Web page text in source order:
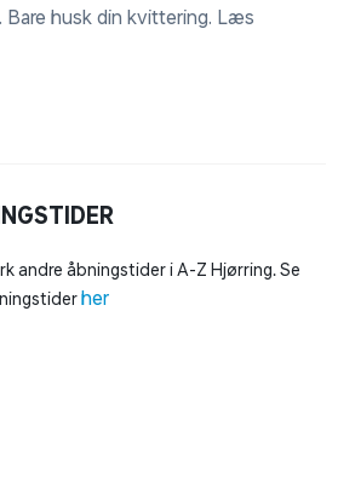
husk din kvittering. Læs
andre åbningstider i A-Z Hjørring. Se
her